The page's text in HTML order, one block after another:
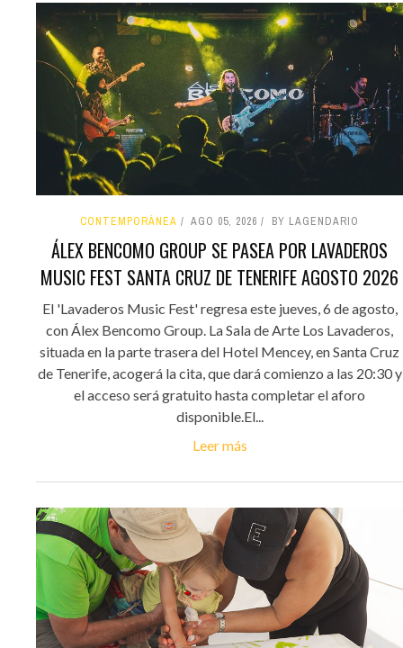
CONTEMPORÁNEA AGO 05, 2026 BY LAGENDARIO
ÁLEX BENCOMO GROUP SE PASEA POR LAVADEROS
MUSIC FEST SANTA CRUZ DE TENERIFE AGOSTO 2026
El 'Lavaderos Music Fest' regresa este jueves, 6 de agosto,
con Álex Bencomo Group. La Sala de Arte Los Lavaderos,
situada en la parte trasera del Hotel Mencey, en Santa Cruz
de Tenerife, acogerá la cita, que dará comienzo a las 20:30 y
el acceso será gratuito hasta completar el aforo
disponible.El...
Leer más